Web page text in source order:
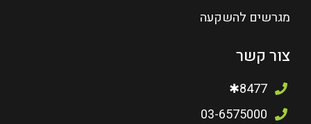
מגרשים להשקעה
צור קשר
8477✱
03-6575000